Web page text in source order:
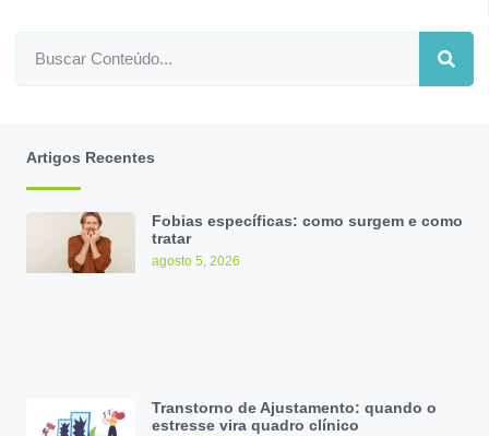
Artigos Recentes
Fobias específicas: como surgem e como
tratar
agosto 5, 2026
Transtorno de Ajustamento: quando o
estresse vira quadro clínico